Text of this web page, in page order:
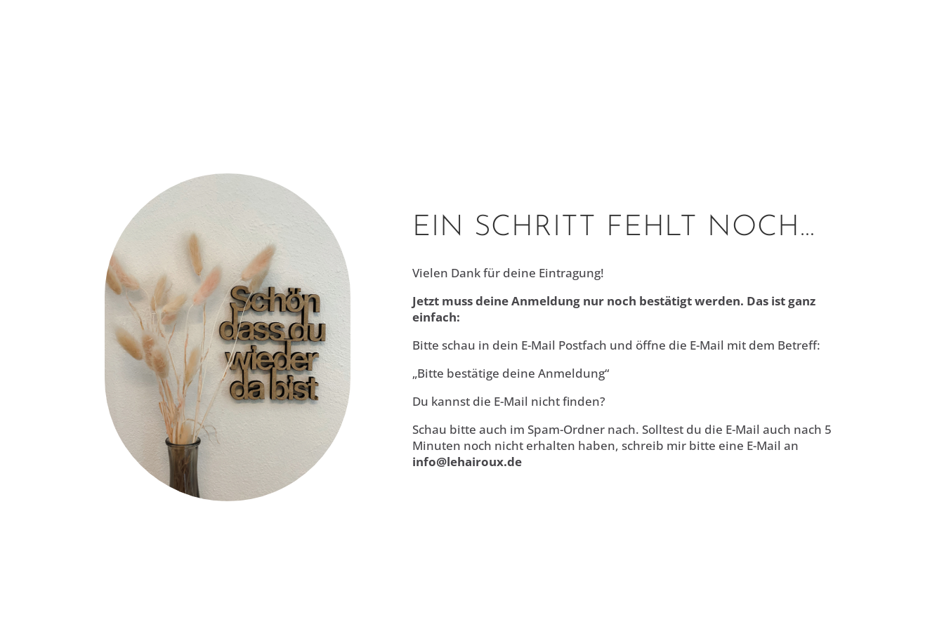
EIN SCHRITT FEHLT NOCH…
Vielen Dank für deine Eintragung!
Jetzt muss deine Anmeldung nur noch bestätigt werden. Das ist ganz
einfach:
Bitte schau in dein E-Mail Postfach und öffne die E-Mail mit dem Betreff:
„Bitte bestätige deine Anmeldung“
Du kannst die E-Mail nicht finden?
Schau bitte auch im Spam-Ordner nach. Solltest du die E-Mail auch nach 5
Minuten noch nicht erhalten haben, schreib mir bitte eine E-Mail an
info@lehairoux.de